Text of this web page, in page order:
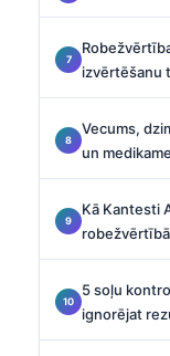
izvērtēšanu
Vecums,
un
Kā Kantesti
5 soļu
ignorējat